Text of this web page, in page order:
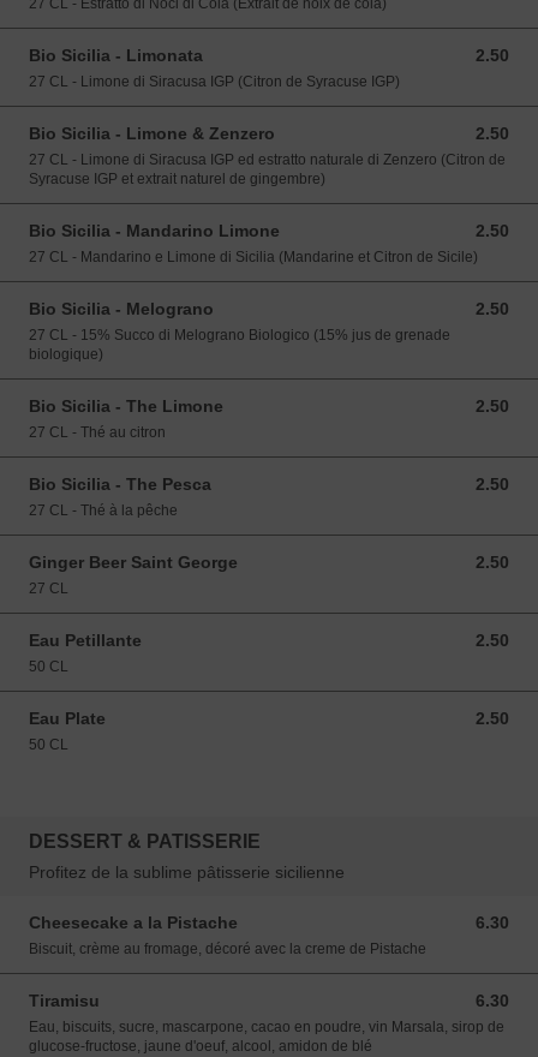
27 CL - Estratto di Noci di Cola (Extrait de noix de cola)
Bio Sicilia - Limonata 2.50
2.50 EUR
27 CL - Limone di Siracusa IGP (Citron de Syracuse IGP)
Bio Sicilia - Limone & Zenzero 2.50
2.50 EUR
27 CL - Limone di Siracusa IGP ed estratto naturale di Zenzero (Citron de
Syracuse IGP et extrait naturel de gingembre)
Bio Sicilia - Mandarino Limone 2.50
2.50 EUR
27 CL - Mandarino e Limone di Sicilia (Mandarine et Citron de Sicile)
Bio Sicilia - Melograno 2.50
2.50 EUR
27 CL - 15% Succo di Melograno Biologico (15% jus de grenade
biologique)
Bio Sicilia - The Limone 2.50
2.50 EUR
27 CL - Thé au citron
Bio Sicilia - The Pesca 2.50
2.50 EUR
27 CL - Thé à la pêche
Ginger Beer Saint George 2.50
2.50 EUR
27 CL
Eau Petillante 2.50
2.50 EUR
50 CL
Eau Plate 2.50
2.50 EUR
50 CL
DESSERT & PATISSERIE
Profitez de la sublime pâtisserie sicilienne
Cheesecake a la Pistache 6.30
6.30 EUR
Biscuit, crème au fromage, décoré avec la creme de Pistache
Tiramisu 6.30
6.30 EUR
Eau, biscuits, sucre, mascarpone, cacao en poudre, vin Marsala, sirop de
glucose-fructose, jaune d'oeuf, alcool, amidon de blé